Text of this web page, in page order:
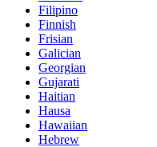
Filipino
Finnish
Frisian
Galician
Georgian
Gujarati
Haitian
Hausa
Hawaiian
Hebrew